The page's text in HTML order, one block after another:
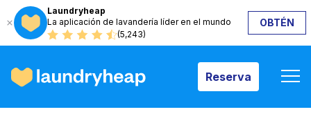
Laundryheap
La aplicación de lavandería líder en el mundo
(5,243)
OBTÉN
Reserva
Reserva
Cómo funciona